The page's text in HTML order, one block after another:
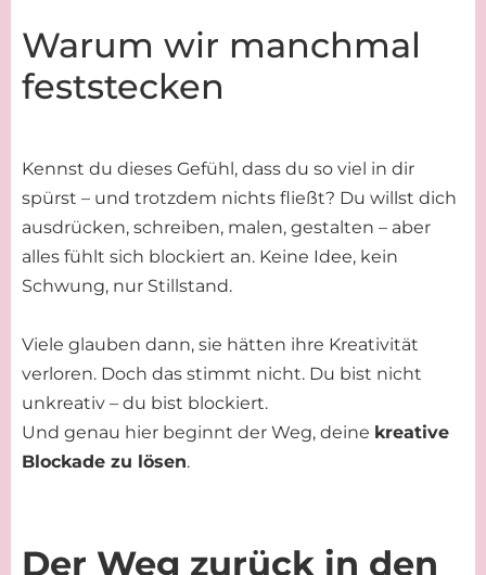
Warum wir manchmal
feststecken
Kennst du dieses Gefühl, dass du so viel in dir
spürst – und trotzdem nichts fließt? Du willst dich
ausdrücken, schreiben, malen, gestalten – aber
alles fühlt sich blockiert an. Keine Idee, kein
Schwung, nur Stillstand.
Viele glauben dann, sie hätten ihre Kreativität
verloren. Doch das stimmt nicht. Du bist nicht
unkreativ – du bist blockiert.
Und genau hier beginnt der Weg, deine kreative
Blockade zu lösen.
Der Weg zurück in den